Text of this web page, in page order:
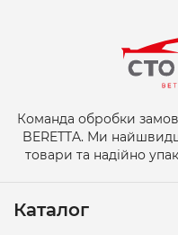
Команда обробки
BERETTA. Ми
товари та надійно
Каталог